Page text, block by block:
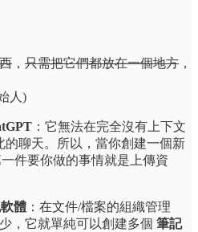
， 只需把它們都放在一個地方 ，
人)
：它無法在完全沒有上下文
的聊天。所以，當你創建一個新
件要你做的事情就是上傳資
體 ：在文件/檔案的組織管理
，它就單純可以創建多個 筆記